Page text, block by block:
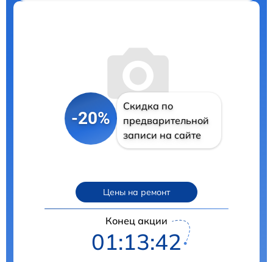
-20%
Скидка по
предварительной
записи на сайте
Цены на ремонт
Конец акции
01:13:41